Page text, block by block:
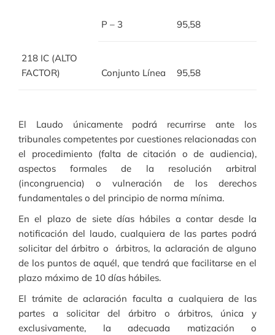
218 IC (ALTO
FACTOR)
P – 3 95,58
Conjunto Línea 95,58
El Laudo únicamente podrá recurrirse ante los
tribunales competentes por cuestiones relacionadas con
el procedimiento (falta de citación o de audiencia),
aspectos formales de la resolución arbitral
(incongruencia) o vulneración de los derechos
fundamentales o del principio de norma mínima.
En el plazo de siete días hábiles a contar desde la
notificación del laudo, cualquiera de las partes podrá
solicitar del árbitro o árbitros, la aclaración de alguno
de los puntos de aquél, que tendrá que facilitarse en el
plazo máximo de 10 días hábiles.
El trámite de aclaración faculta a cualquiera de las
partes a solicitar del árbitro o árbitros, única y
exclusivamente, la adecuada matización o